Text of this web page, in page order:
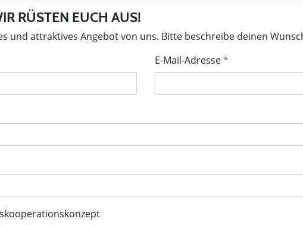
RÜSTEN EUCH AUS!
und attraktives Angebot von uns. Bitte beschreibe deinen
E-Mail-Adresse